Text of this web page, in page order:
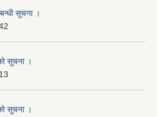
सूचना ।
सूचना ।
सूचना ।